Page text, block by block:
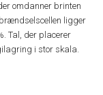
omdanner brinten
ligger
Tal, der placerer
i stor skala.